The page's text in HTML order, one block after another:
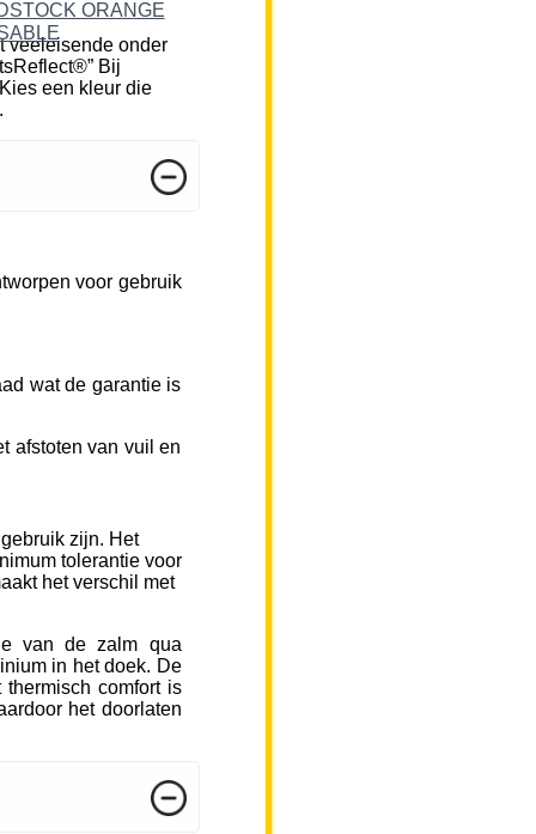
veeleisende onder
Bij
een kleur die
voor gebruik
wat de garantie is
afstoten van vuil en
zijn. Het
tolerantie voor
het verschil met
van de zalm qua
in het doek. De
thermisch comfort is
het doorlaten